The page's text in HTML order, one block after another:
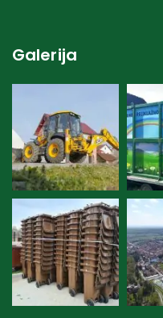
Galerija